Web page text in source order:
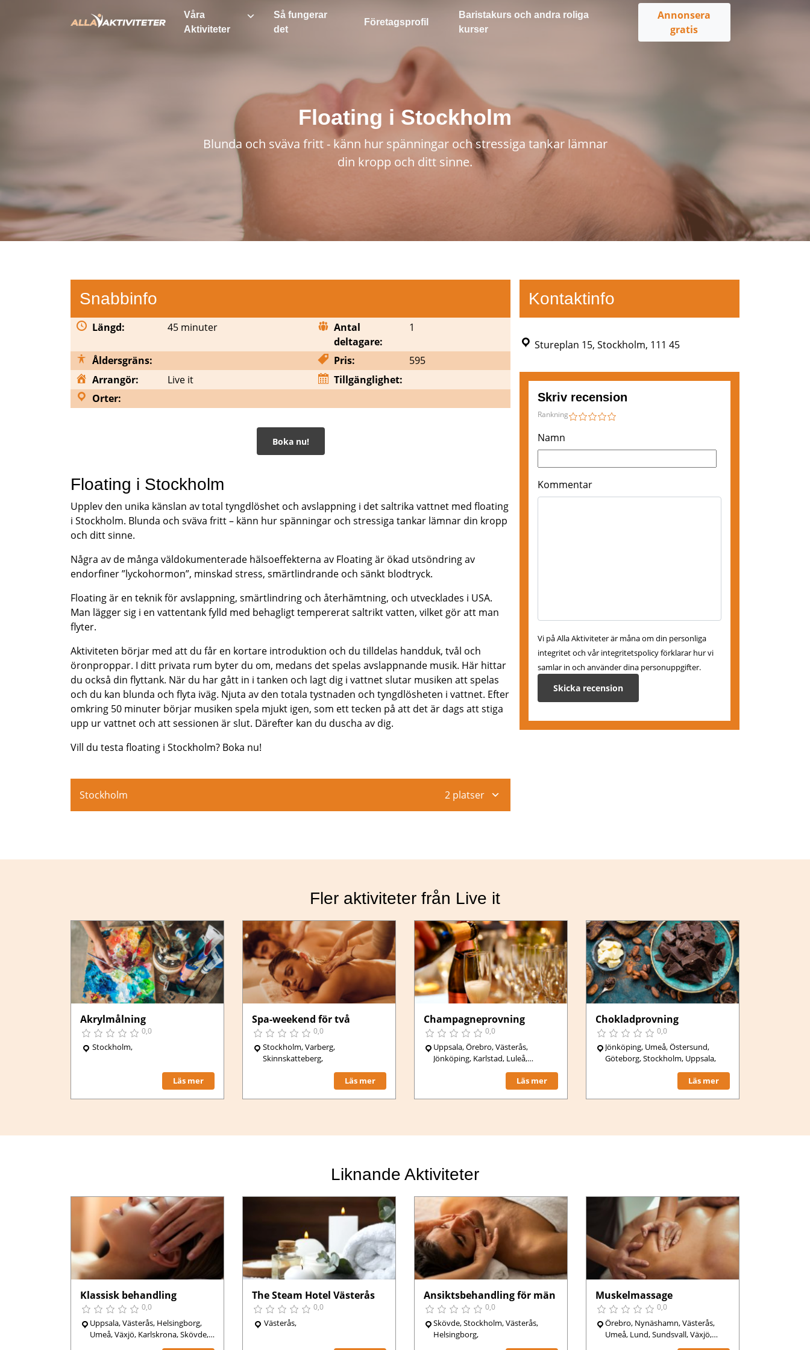
Våra
Aktiviteter
Så fungerar
det
Företagsprofil
Baristakurs och andra roliga
kurser
Annonsera
gratis
Floating i Stockholm
Blunda och sväva fritt - känn hur spänningar och stressiga tankar lämnar
din kropp och ditt sinne.
Snabbinfo
Längd: 45 minuter
Antal
deltagare:
1
Åldersgräns: Pris:
595
Arrangör:
Live it
Tillgänglighet:
Orter:
Boka nu!
Floating i Stockholm
Upplev den unika känslan av total tyngdlöshet och avslappning i det saltrika vattnet med floating
i Stockholm. Blunda och sväva fritt – känn hur spänningar och stressiga tankar lämnar din kropp
och ditt sinne.
Några av de många väldokumenterade hälsoeffekterna av Floating är ökad utsöndring av
endorfiner ”lyckohormon”, minskad stress, smärtlindrande och sänkt blodtryck.
Floating är en teknik för avslappning, smärtlindring och återhämtning, och utvecklades i USA.
Man lägger sig i en vattentank fylld med behagligt tempererat saltrikt vatten, vilket gör att man
flyter.
Aktiviteten börjar med att du får en kortare introduktion och du tilldelas handduk, tvål och
öronproppar. I ditt privata rum byter du om, medans det spelas avslappnande musik. Här hittar
du också din flyttank. När du har gått in i tanken och lagt dig i vattnet slutar musiken att spelas
och du kan blunda och flyta iväg. Njuta av den totala tystnaden och tyngdlösheten i vattnet. Efter
omkring 50 minuter börjar musiken spela mjukt igen, som ett tecken på att det är dags att stiga
upp ur vattnet och att sessionen är slut. Därefter kan du duscha av dig.
Vill du testa floating i Stockholm? Boka nu!
Stockholm 2 platser
,
Stockholm
,
Stockholm
Kontaktinfo
Stureplan 15, Stockholm, 111 45
Skriv recension
Rankning 5
4
3
2
1
Namn
Kommentar
Vi på Alla Aktiviteter är måna om din personliga
integritet och vår integritetspolicy förklarar hur vi
samlar in och använder dina personuppgifter.
Fler aktiviteter från Live it
Akrylmålning
0,0
Stockholm,
Läs mer
Spa-weekend för två
0,0
Stockholm, Varberg,
Skinnskatteberg,
Läs mer
Champagneprovning
0,0
Uppsala, Örebro, Västerås,
Jönköping, Karlstad, Luleå,
Göteborg, Stockholm, Malmö,
Läs mer
Chokladprovning
0,0
Jönköping, Umeå, Östersund,
Göteborg, Stockholm, Uppsala,
Läs mer
Liknande Aktiviteter
Klassisk behandling
0,0
Uppsala, Västerås, Helsingborg,
Umeå, Växjö, Karlskrona, Skövde,
Hässleholm, Sigtuna, Bromölla,
The Steam Hotel Västerås
0,0
Västerås,
Ansiktsbehandling för män
0,0
Skövde, Stockholm, Västerås,
Helsingborg,
Muskelmassage
0,0
Örebro, Nynäshamn, Västerås,
Umeå, Lund, Sundsvall, Växjö,
Karlstad, Luleå, Varberg, Skövde,